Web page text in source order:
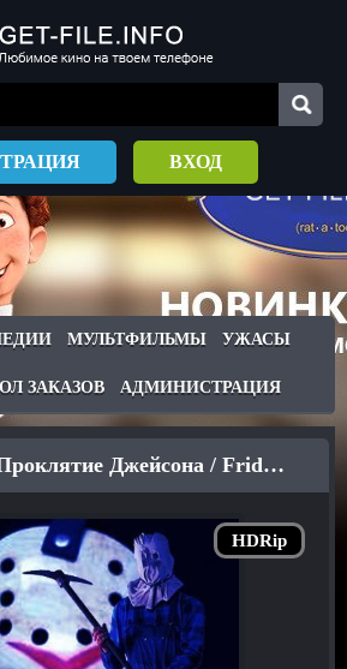
ВХОД
МУЛЬТФИЛЬМЫ УЖАСЫ
ЗАКАЗОВ АДМИНИСТРАЦИЯ
HDRip
Пятница 13-е: Проклятие Джейсона / Friday the 13th: The Curse of Jason (2014)